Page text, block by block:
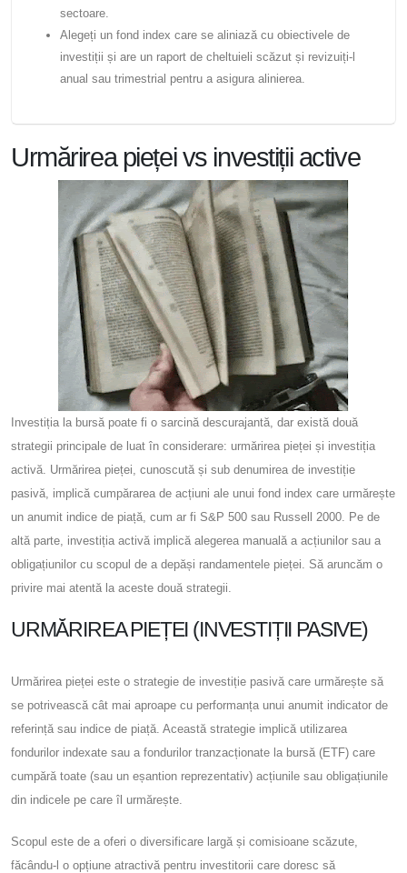
sectoare.
Alegeți un fond index care se aliniază cu obiectivele de
investiții și are un raport de cheltuieli scăzut și revizuiți-l
anual sau trimestrial pentru a asigura alinierea.
Urmărirea pieței vs investiții active
Investiția la bursă poate fi o sarcină descurajantă, dar există două
strategii principale de luat în considerare: urmărirea pieței și investiția
activă. Urmărirea pieței, cunoscută și sub denumirea de investiție
pasivă, implică cumpărarea de acțiuni ale unui fond index care urmărește
un anumit indice de piață, cum ar fi S&P 500 sau Russell 2000. Pe de
altă parte, investiția activă implică alegerea manuală a acțiunilor sau a
obligațiunilor cu scopul de a depăși randamentele pieței. Să aruncăm o
privire mai atentă la aceste două strategii.
URMĂRIREA PIEȚEI (INVESTIȚII PASIVE)
Urmărirea pieței este o strategie de investiție pasivă care urmărește să
se potrivească cât mai aproape cu performanța unui anumit indicator de
referință sau indice de piață. Această strategie implică utilizarea
fondurilor indexate sau a fondurilor tranzacționate la bursă (ETF) care
cumpără toate (sau un eșantion reprezentativ) acțiunile sau obligațiunile
din indicele pe care îl urmărește.
Scopul este de a oferi o diversificare largă și comisioane scăzute,
făcându-l o opțiune atractivă pentru investitorii care doresc să